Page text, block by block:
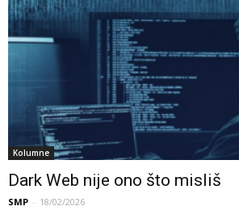
Kolumne
Dark Web nije ono što misliš
SMP - 18/02/2026